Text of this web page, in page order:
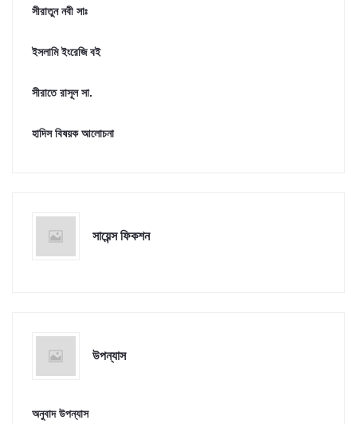
সীরাতুন নবী সাঃ
ইসলামি ইংরেজি বই
সীরাতে রাসূল সা.
হাদিস বিষয়ক আলোচনা
সায়েন্স ফিকশন
উপন্যাস
অনুবাদ উপন্যাস